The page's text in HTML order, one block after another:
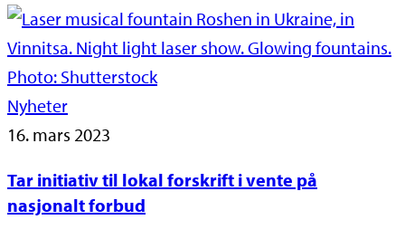
Nyheter
16. mars 2023
Tar initiativ til lokal forskrift i vente på
nasjonalt forbud